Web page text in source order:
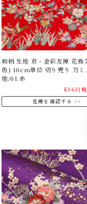
和柄 生地 京・金彩友禅 花鳥
色) 10cm単位 切り売り 刀ミ
地/01.赤
¥363(
在庫を確認する